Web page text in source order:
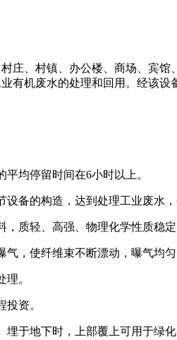
庄、村镇、办公楼、商场、宾
有机废水的处理和回用。经该
均停留时间在6小时以上。
备的构造，达到处理工业废水
质轻、高强、物理化学性质稳
，使纤维束不断漂动，曝气均
。
资。
于地下时，上部覆上可用于绿